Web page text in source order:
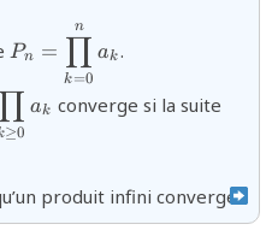
Pn =
k=0
∏
n
ak.
≥0
∏ ak converge si la suite
produit infini converge.